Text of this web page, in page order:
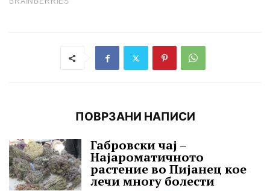
ПОВРЗАНИ НАПИСИ
Габровски чај –
Најароматичното
растение во Пијанец кое
лечи многу болести